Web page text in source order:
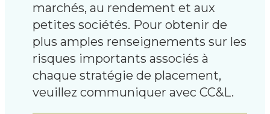
marchés, au rendement et aux
petites sociétés. Pour obtenir de
plus amples renseignements sur les
risques importants associés à
chaque stratégie de placement,
veuillez communiquer avec CC&L.